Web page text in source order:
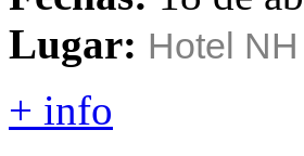
Lugar: Hotel
+ info